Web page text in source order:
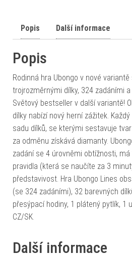
Popis Další informace
Popis
Rodinná hra Ubongo v nové
trojrozměrnými dílky, 324 zadáními
Světový bestseller v další variantě!
dílky nabízí nový herní zážitek.
sadu dílků, se kterými sestavuje
za odměnu získává diamanty.
zadání se 4 úrovněmi obtížnosti,
pravidla (která se naučíte za 3
představivost. Hra Ubongo Lines
(se 324 zadáními), 32 barevných
přesýpací hodiny, 1 plátený pytlík, 1
CZ/SK.
Další informace